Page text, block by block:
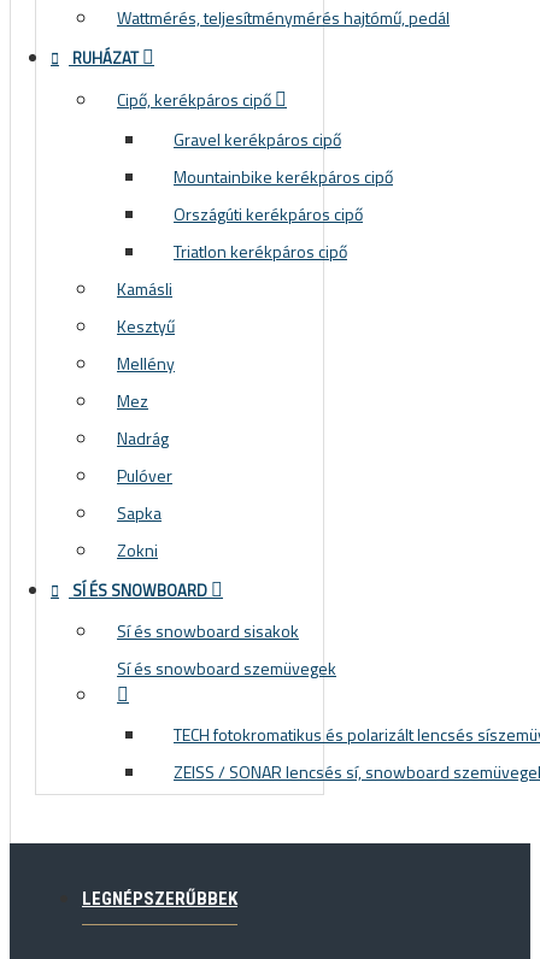
Wattmérés, teljesítménymérés hajtómű, pedál
RUHÁZAT
Cipő, kerékpáros cipő
Gravel kerékpáros cipő
Mountainbike kerékpáros cipő
Országúti kerékpáros cipő
Triatlon kerékpáros cipő
Kamásli
Kesztyű
Mellény
Mez
Nadrág
Pulóver
Sapka
Zokni
SÍ ÉS SNOWBOARD
Sí és snowboard sisakok
Sí és snowboard szemüvegek
TECH fotokromatikus és polarizált lencsés
ZEISS / SONAR lencsés sí, snowboard
LEGNÉPSZERŰBBEK